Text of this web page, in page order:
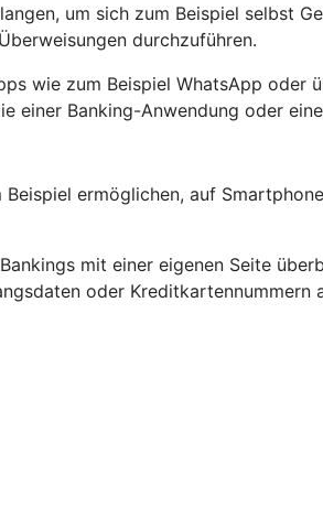
um sich zum Beispiel selbst
durchzuführen.
wie zum Beispiel WhatsApp
einer Banking-Anwendung oder
ermöglichen, auf
mit einer eigenen Seite
oder